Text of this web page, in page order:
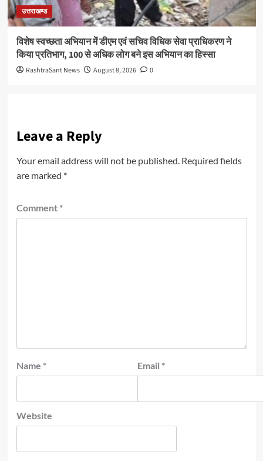
उत्तराखण्ड
विशेष स्वच्छता अभियान में डीएम एवं सचिव विधिक सेवा प्राधिकरण ने
किया प्रतिभाग, 100 से अधिक लोग बने इस अभियान का हिस्सा
RashtraSant News August 8, 2026 0
Leave a Reply
Your email address will not be published. Required fields
are marked *
Comment *
Name * Email *
Website